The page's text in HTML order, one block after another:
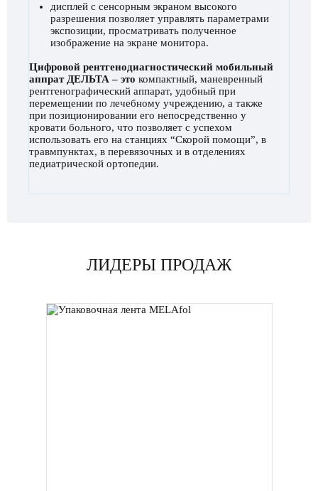
дисплей с сенсорным экраном высокого
разрешения позволяет управлять параметрами
экспозиции, просматривать полученное
изображение на экране монитора.
Цифровой рентгенодиагностический мобильный
аппрат ДЕЛЬТА – это компактный, маневренный
рентгенографический аппарат, удобный при
перемещении по лечебному учреждению, а также
при позиционировании его непосредственно у
кровати больного, что позволяет с успехом
использовать его на станциях “Скорой помощи”, в
травмпунктах, в перевязочных и в отделениях
педиатрической ортопедии.
ЛИДЕРЫ ПРОДАЖ